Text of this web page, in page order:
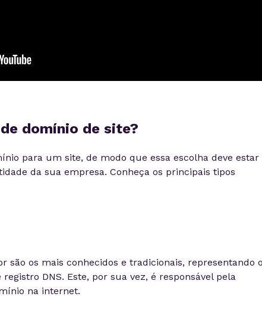
domínio de site?
para um site, de modo que essa escolha deve estar
da sua empresa. Conheça os principais tipos
são os mais conhecidos e tradicionais, representando o
DNS. Este, por sua vez, é responsável pela
na internet.